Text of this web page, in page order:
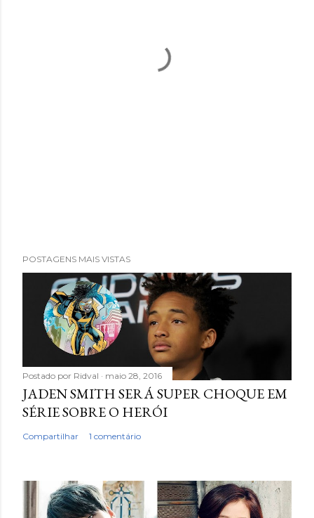
POSTAGENS MAIS VISTAS
Postado por Ridval maio 28, 2016
JADEN SMITH SERÁ SUPER CHOQUE EM
SÉRIE SOBRE O HERÓI
Compartilhar 1 comentário